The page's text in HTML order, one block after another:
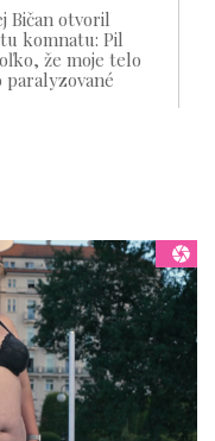
Bičan otvoril
komnatu: Pil
že moje telo
paralyzované